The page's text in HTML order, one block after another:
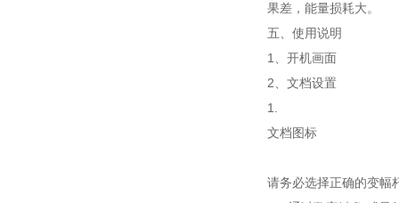
果差，能量损耗大。
五、使用说明
1、开机画面
2、文档设置
1.
文档图
请务必选择正确的变幅